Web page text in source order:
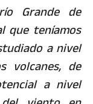
Grande de
que teníamos
a nivel
volcanes, de
a nivel